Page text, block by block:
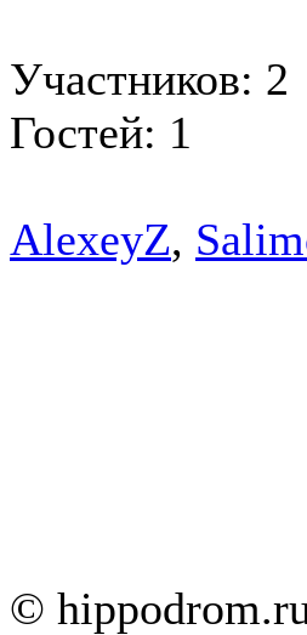
Участников: 2
Гостей: 1
AlexeyZ,
©